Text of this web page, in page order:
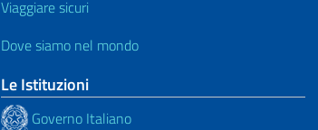
Viaggiare sicuri
Dove siamo nel mondo
Le Istituzioni
Governo Italiano